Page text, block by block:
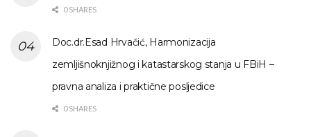
0 SHARES
Doc.dr.Esad Hrvačić, Harmonizacija
zemljišnoknjižnog i katastarskog stanja u FBiH –
pravna analiza i praktične posljedice
0 SHARES